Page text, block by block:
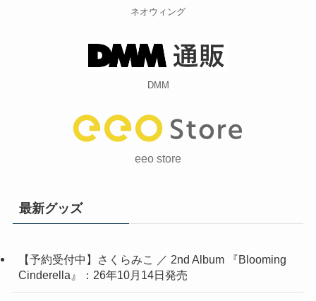
ネオウィング
DMM
eeo store
最新グッズ
【予約受付中】さくらみこ ／ 2nd Album 『Blooming
Cinderella』：26年10月14日発売